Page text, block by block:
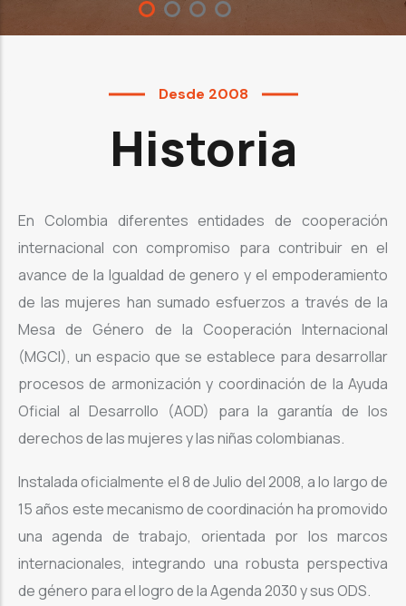
Desde 2008
Historia
En Colombia diferentes entidades de cooperación
internacional con compromiso para contribuir en el
avance de la Igualdad de genero y el empoderamiento
de las mujeres han sumado esfuerzos a través de la
Mesa de Género de la Cooperación Internacional
(MGCI), un espacio que se establece para desarrollar
procesos de armonización y coordinación de la Ayuda
Oficial al Desarrollo (AOD) para la garantía de los
derechos de las mujeres y las niñas colombianas.
Instalada oficialmente el 8 de Julio del 2008, a lo largo de
15 años este mecanismo de coordinación ha promovido
una agenda de trabajo, orientada por los marcos
internacionales, integrando una robusta perspectiva
de género para el logro de la Agenda 2030 y sus ODS.